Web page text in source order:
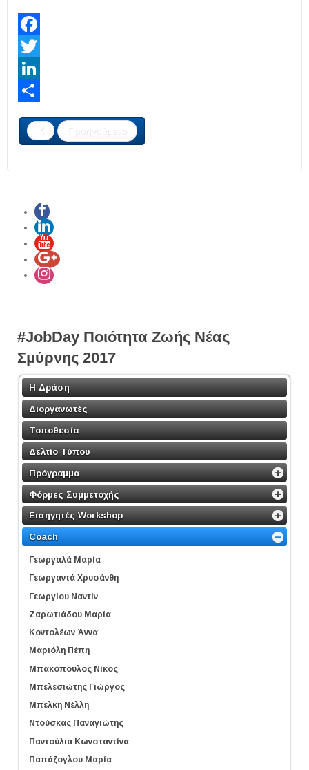
Facebook
Twitter
LinkedIn
Προηγούμενο
#JobDay Ποιότητα Ζωής Νέας
Σμύρνης 2017
Η Δράση
Διοργανωτές
Τοποθεσία
Δελτίο Τύπου
Πρόγραμμα
Φόρμες Συμμετοχής
Εισηγητές Workshop
Coach
Γεωργαλά Μαρία
Γεωργαντά Χρυσάνθη
Γεωργίου Ναντίν
Ζαρωτιάδου Μαρία
Κοντολέων Άννα
Μαριόλη Πέπη
Μπακόπουλος Νίκος
Μπελεσιώτης Γιώργος
Μπέλκη Νέλλη
Ντούσκας Παναγιώτης
Παντούλια Κωνσταντίνα
Παπάζογλου Μαρία